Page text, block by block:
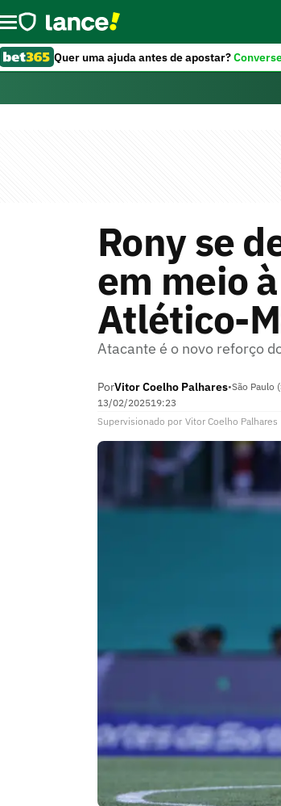
Quer uma ajuda antes de apostar?
Rony se
em meio
Atlético-
Atacante é o novo reforço
PorVitor Coelho Palhares•São Paulo
13/02/202519:23
Supervisionado por Vitor Coelho Palhares